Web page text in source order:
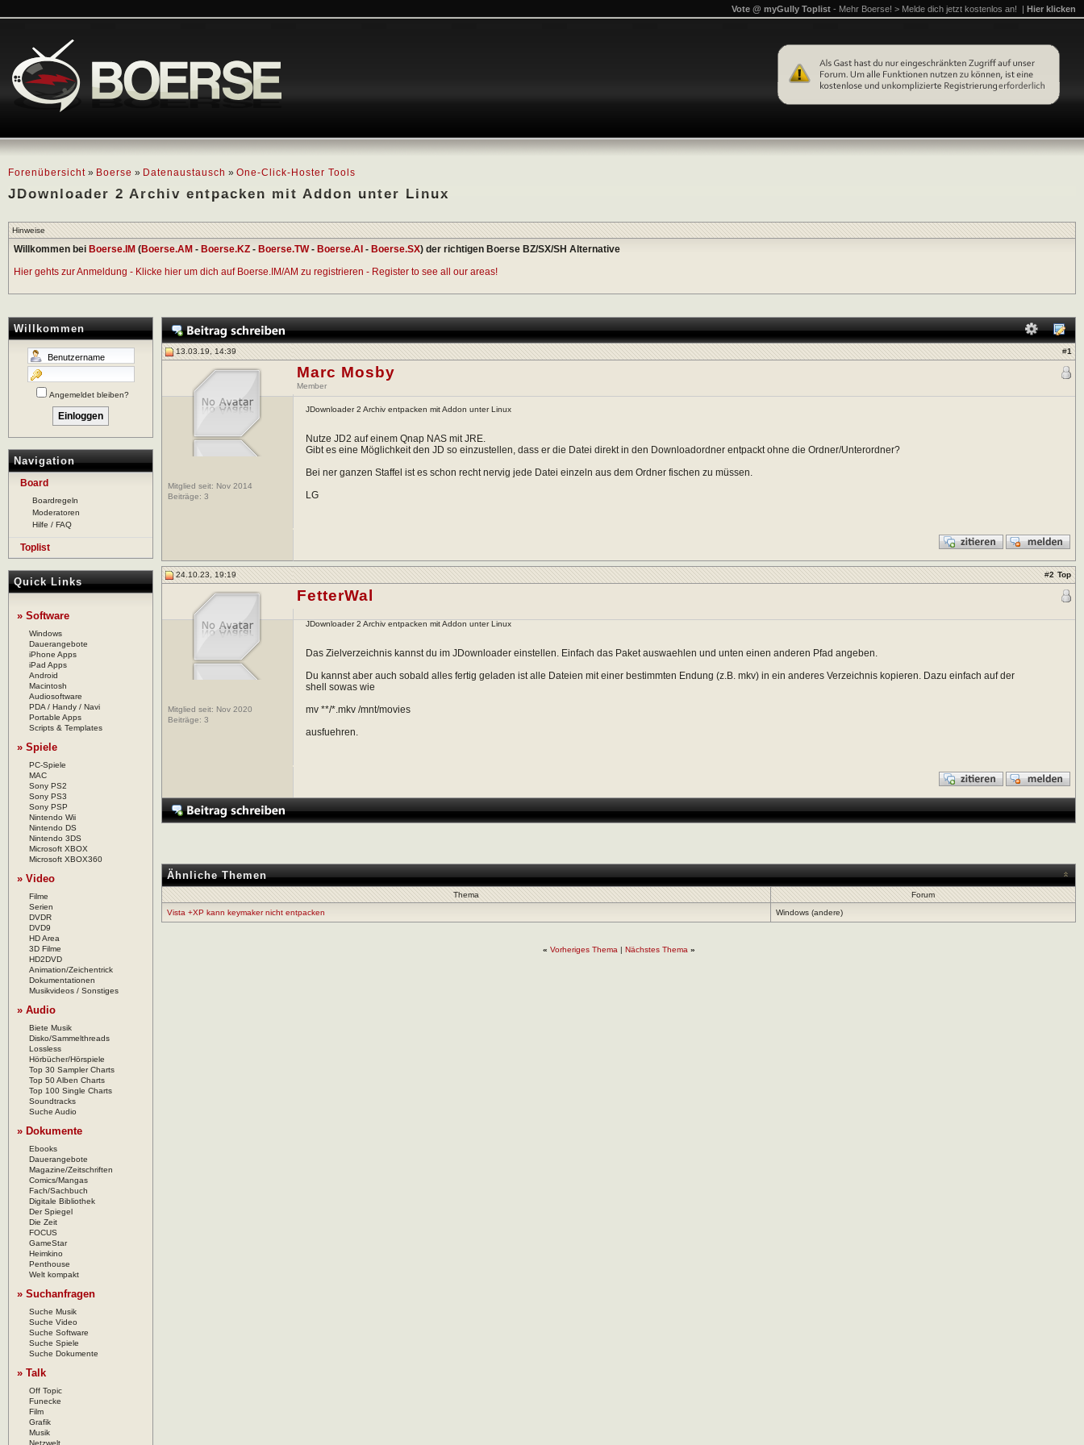
Forenübersicht » Boerse » Datenaustausch » One-Click-Hoster Tools
JDownloader 2 Archiv entpacken mit Addon unter Linux
Vote @ myGully Toplist - Mehr Boerse! > Melde dich jetzt kostenlos an! | Hier klicken
Hinweise
Willkommen bei Boerse.IM (Boerse.AM - Boerse.KZ - Boerse.TW- Boerse.AI - Boerse.SX) der richtigen Boerse BZ/SX/SH Alternative
Hier gehts zur Anmeldung - Klicke hier um dich auf Boerse.IM/AM zu registrieren - Register to see all our areas!
Willkommen
Angemeldet bleiben?
Navigation
Board
Boardregeln
Moderatoren
Hilfe / FAQ
Toplist
Quick Links
» Software
Windows
Dauerangebote
iPhone Apps
iPad Apps
Android
Macintosh
Audiosoftware
PDA / Handy / Navi
Portable Apps
Scripts & Templates
» Spiele
PC-Spiele
MAC
Sony PS2
Sony PS3
Sony PSP
Nintendo Wii
Nintendo DS
Nintendo 3DS
Microsoft XBOX
Microsoft XBOX360
» Video
Filme
Serien
DVDR
DVD9
HD Area
3D Filme
HD2DVD
Animation/Zeichentrick
Dokumentationen
Musikvideos / Sonstiges
» Audio
Biete Musik
Disko/Sammelthreads
Lossless
Hörbücher/Hörspiele
Top 30 Sampler Charts
Top 50 Alben Charts
Top 100 Single Charts
Soundtracks
Suche Audio
» Dokumente
Ebooks
Dauerangebote
Magazine/Zeitschriften
Comics/Mangas
Fach/Sachbuch
Digitale Bibliothek
Der Spiegel
Die Zeit
FOCUS
GameStar
Heimkino
Penthouse
Welt kompakt
» Suchanfragen
Suche Musik
Suche Video
Suche Software
Suche Spiele
Suche Dokumente
» Talk
Off Topic
Funecke
Film
Grafik
Musik
13.03.19, 14:39 #1
Mitglied seit: Nov 2014
Beiträge: 3
Marc Mosby
Member
JDownloader 2 Archiv entpacken mit Addon unter Linux
Nutze JD2 auf einem Qnap NAS mit JRE.
Gibt es eine Möglichkeit den JD so einzustellen, dass er die Datei direkt in den Downloadordner entpackt ohne die Ordner/Unterordner?
Bei ner ganzen Staffel ist es schon recht nervig jede Datei einzeln aus dem Ordner fischen zu müssen.
LG
24.10.23, 19:19 #2 Top
Mitglied seit: Nov 2020
Beiträge: 3
FetterWal
JDownloader 2 Archiv entpacken mit Addon unter Linux
Das Zielverzeichnis kannst du im JDownloader einstellen. Einfach das Paket auswaehlen und unten einen anderen Pfad angeben.
Du kannst aber auch sobald alles fertig geladen ist alle Dateien mit einer bestimmten Endung (z.B. mkv) in ein anderes Verzeichnis kopieren. Dazu einfach auf der
shell sowas wie
mv **/*.mkv /mnt/movies
ausfuehren.
Ähnliche Themen
Thema
Forum
Vista +XP kann keymaker nicht entpacken
Windows (andere)
« Vorheriges Thema| Nächstes Thema »